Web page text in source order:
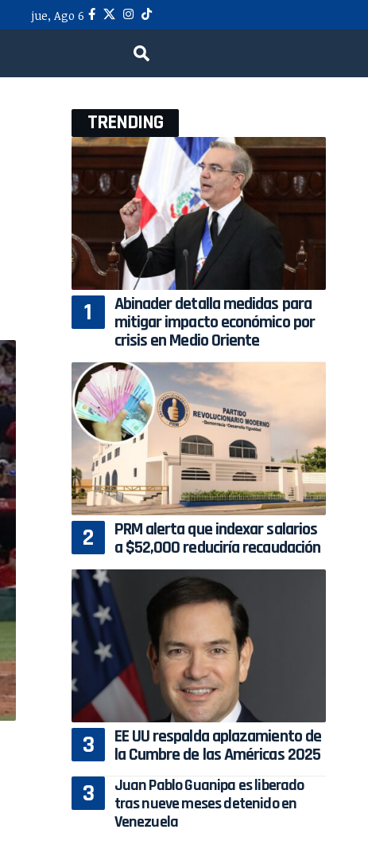
jue, Ago 6
TRENDING
Abinader detalla medidas para
mitigar impacto económico por
crisis en Medio Oriente
PRM alerta que indexar salarios
a $52,000 reduciría recaudación
EE UU respalda aplazamiento de
la Cumbre de las Américas 2025
Juan Pablo Guanipa es liberado
tras nueve meses detenido en
Venezuela